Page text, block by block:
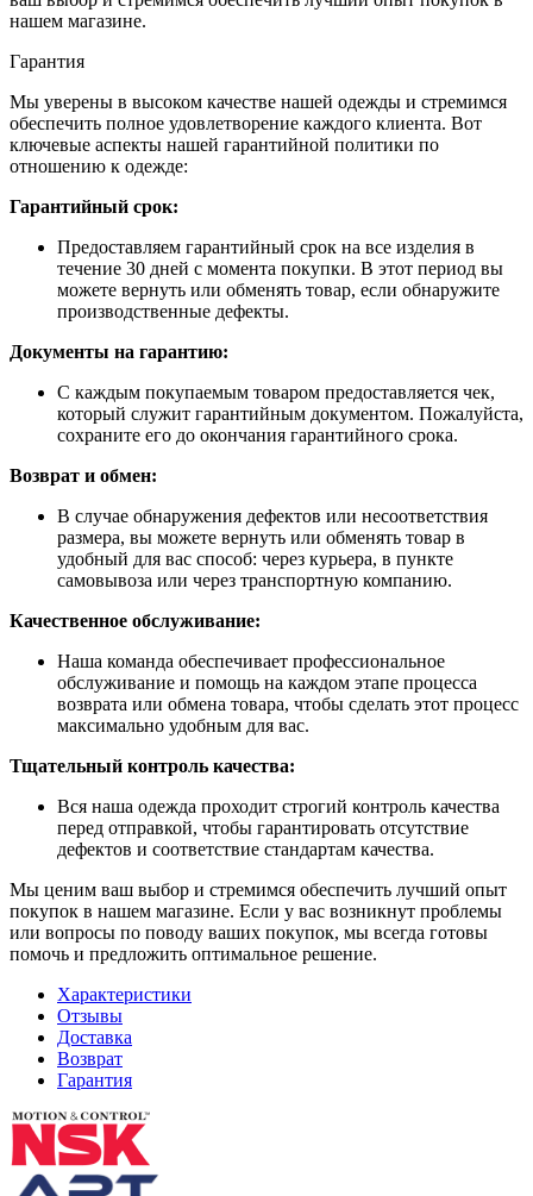
нашем магазине.
Гарантия
Мы уверены в высоком качестве нашей одежды и стремимся
обеспечить полное удовлетворение каждого клиента. Вот
ключевые аспекты нашей гарантийной политики по
отношению к одежде:
Гарантийный срок:
Предоставляем гарантийный срок на все изделия в
течение 30 дней с момента покупки. В этот период вы
можете вернуть или обменять товар, если обнаружите
производственные дефекты.
Документы на гарантию:
С каждым покупаемым товаром предоставляется чек,
который служит гарантийным документом. Пожалуйста,
сохраните его до окончания гарантийного срока.
Возврат и обмен:
В случае обнаружения дефектов или несоответствия
размера, вы можете вернуть или обменять товар в
удобный для вас способ: через курьера, в пункте
самовывоза или через транспортную компанию.
Качественное обслуживание:
Наша команда обеспечивает профессиональное
обслуживание и помощь на каждом этапе процесса
возврата или обмена товара, чтобы сделать этот процесс
максимально удобным для вас.
Тщательный контроль качества:
Вся наша одежда проходит строгий контроль качества
перед отправкой, чтобы гарантировать отсутствие
дефектов и соответствие стандартам качества.
Мы ценим ваш выбор и стремимся обеспечить лучший опыт
покупок в нашем магазине. Если у вас возникнут проблемы
или вопросы по поводу ваших покупок, мы всегда готовы
помочь и предложить оптимальное решение.
Характеристики
Отзывы
Доставка
Возврат
Гарантия